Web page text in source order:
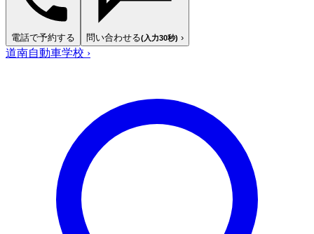
電話で予約する 問い合わせる(入力30秒) ›
道南自動車学校 ›